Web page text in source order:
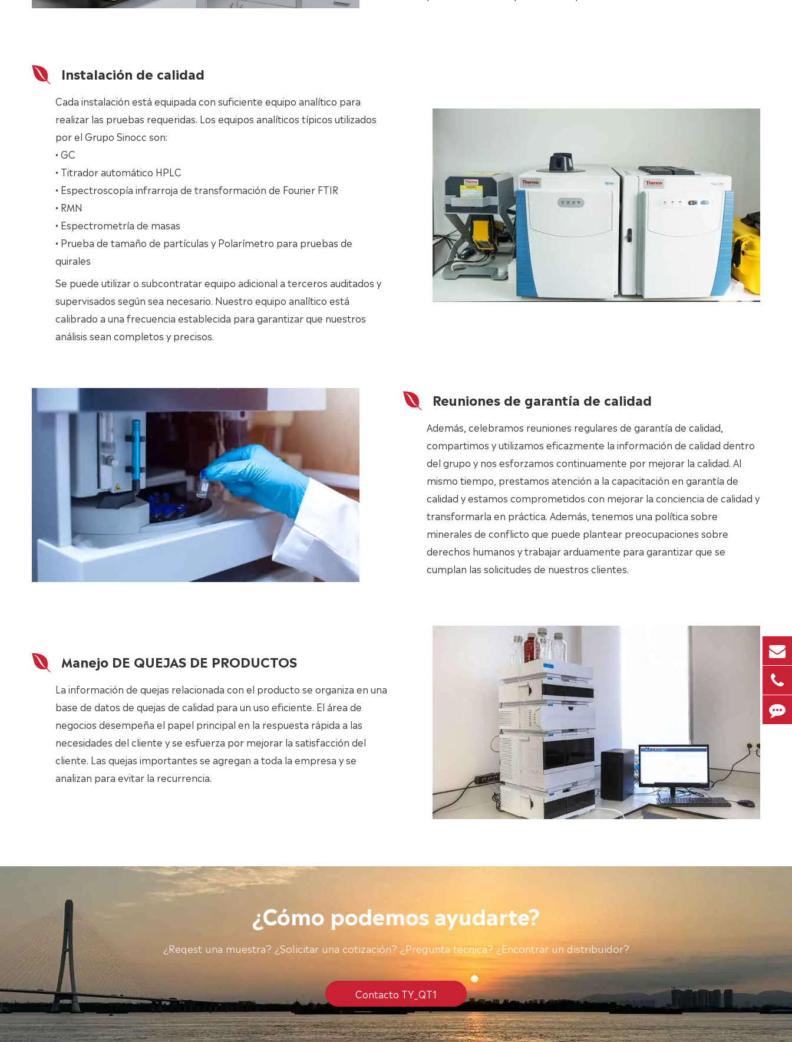
Instalación de calidad
Cada instalación está equipada con suficiente equipo analítico para
realizar las pruebas requeridas. Los equipos analíticos típicos utilizados
por el Grupo Sinocc son:
• GC
• Titrador automático HPLC
• Espectroscopía infrarroja de transformación de Fourier FTIR
• RMN
• Espectrometría de masas
• Prueba de tamaño de partículas y Polarímetro para pruebas de
quirales
Se puede utilizar o subcontratar equipo adicional a terceros auditados y
supervisados según sea necesario. Nuestro equipo analítico está
calibrado a una frecuencia establecida para garantizar que nuestros
análisis sean completos y precisos.
Reuniones de garantía de calidad
Además, celebramos reuniones regulares de garantía de calidad,
compartimos y utilizamos eficazmente la información de calidad dentro
del grupo y nos esforzamos continuamente por mejorar la calidad. Al
mismo tiempo, prestamos atención a la capacitación en garantía de
calidad y estamos comprometidos con mejorar la conciencia de calidad y
transformarla en práctica. Además, tenemos una política sobre
minerales de conflicto que puede plantear preocupaciones sobre
derechos humanos y trabajar arduamente para garantizar que se
cumplan las solicitudes de nuestros clientes.
Manejo DE QUEJAS DE PRODUCTOS
La información de quejas relacionada con el producto se organiza en una
base de datos de quejas de calidad para un uso eficiente. El área de
negocios desempeña el papel principal en la respuesta rápida a las
necesidades del cliente y se esfuerza por mejorar la satisfacción del
cliente. Las quejas importantes se agregan a toda la empresa y se
analizan para evitar la recurrencia.
¿Cómo podemos ayudarte?
¿Reqest una muestra? ¿Solicitar una cotización? ¿Pregunta técnica? ¿Encontrar un distribuidor?
Contacto TY_QT1